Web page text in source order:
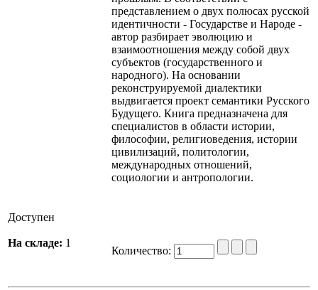
представлением о двух полюсах русской
идентичности - Государстве и Народе -
автор разбирает эволюцию и
взаимоотношения между собой двух
субъектов (государственного и
народного). На основании
реконструируемой диалектики
выдвигается проект семантики Русского
Будущего. Книга предназначена для
специалистов в области истории,
философии, религиоведения, истории
цивилизаций, политологии,
международных отношений,
социологии и антропологии.
Доступен
На складе: 1
Количество: